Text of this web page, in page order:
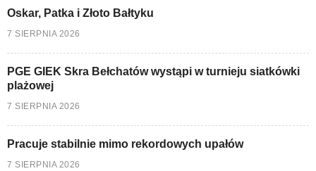
Oskar, Patka i Złoto Bałtyku
7 SIERPNIA 2026
PGE GIEK Skra Bełchatów wystąpi w turnieju siatkówki
plażowej
7 SIERPNIA 2026
Pracuje stabilnie mimo rekordowych upałów
7 SIERPNIA 2026